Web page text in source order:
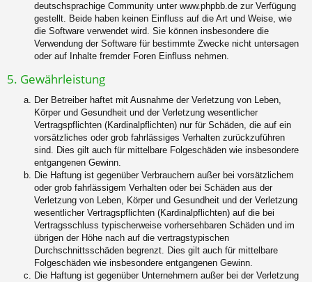
deutschsprachige Community unter www.phpbb.de zur Verfügung
gestellt. Beide haben keinen Einfluss auf die Art und Weise, wie
die Software verwendet wird. Sie können insbesondere die
Verwendung der Software für bestimmte Zwecke nicht untersagen
oder auf Inhalte fremder Foren Einfluss nehmen.
5. Gewährleistung
Der Betreiber haftet mit Ausnahme der Verletzung von Leben,
Körper und Gesundheit und der Verletzung wesentlicher
Vertragspflichten (Kardinalpflichten) nur für Schäden, die auf ein
vorsätzliches oder grob fahrlässiges Verhalten zurückzuführen
sind. Dies gilt auch für mittelbare Folgeschäden wie insbesondere
entgangenen Gewinn.
Die Haftung ist gegenüber Verbrauchern außer bei vorsätzlichem
oder grob fahrlässigem Verhalten oder bei Schäden aus der
Verletzung von Leben, Körper und Gesundheit und der Verletzung
wesentlicher Vertragspflichten (Kardinalpflichten) auf die bei
Vertragsschluss typischerweise vorhersehbaren Schäden und im
übrigen der Höhe nach auf die vertragstypischen
Durchschnittsschäden begrenzt. Dies gilt auch für mittelbare
Folgeschäden wie insbesondere entgangenen Gewinn.
Die Haftung ist gegenüber Unternehmern außer bei der Verletzung